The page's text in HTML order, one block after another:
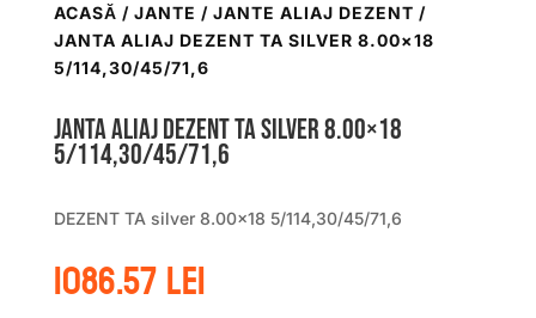
ACASĂ / JANTE / JANTE ALIAJ DEZENT /
JANTA ALIAJ DEZENT TA SILVER 8.00×18
5/114,30/45/71,6
Janta aliaj DEZENT TA silver 8.00×18
5/114,30/45/71,6
DEZENT TA silver 8.00×18 5/114,30/45/71,6
1086.57lei